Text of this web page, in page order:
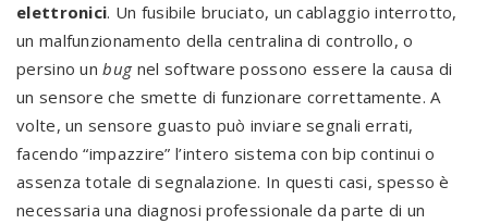
elettronici. Un fusibile bruciato, un cablaggio interrotto,
un malfunzionamento della centralina di controllo, o
persino unbugnel software possono essere la causa di
un sensore che smette di funzionare correttamente. A
volte, un sensore guasto può inviare segnali errati,
facendo “impazzire” l’intero sistema con bip continui o
assenza totale di segnalazione. In questi casi, spesso è
necessaria una diagnosi professionale da parte di un